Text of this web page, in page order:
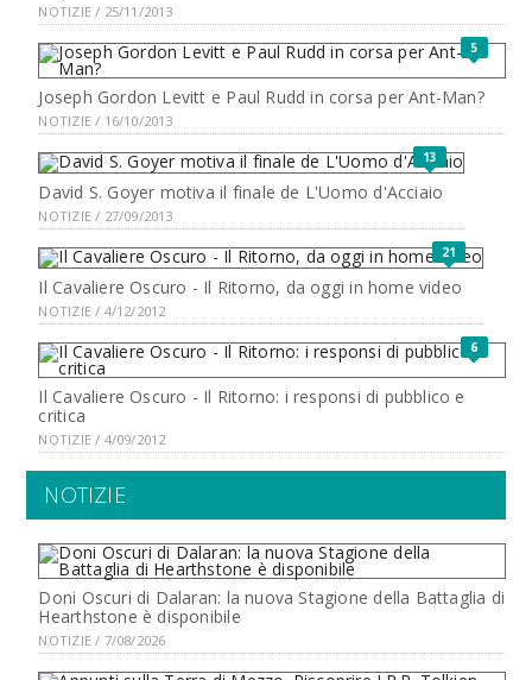
NOTIZIE / 25/11/2013
5
Joseph Gordon Levitt e Paul Rudd in corsa per Ant-Man?
NOTIZIE / 16/10/2013
13
David S. Goyer motiva il finale de L'Uomo d'Acciaio
NOTIZIE / 27/09/2013
21
Il Cavaliere Oscuro - Il Ritorno, da oggi in home video
NOTIZIE / 4/12/2012
6
Il Cavaliere Oscuro - Il Ritorno: i responsi di pubblico e
critica
NOTIZIE / 4/09/2012
NOTIZIE
Doni Oscuri di Dalaran: la nuova Stagione della Battaglia di
Hearthstone è disponibile
NOTIZIE / 7/08/2026